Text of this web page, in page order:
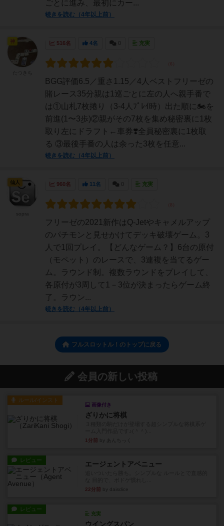
ごとに進み、最初にカー...
続きを読む（4年以上前）
516名 4名 0 充実
BGG評価6.5／重さ1.15／4人ベストフリーゼの
賭レース35分親は1巡ごとに左の人へ親手番で
は①山札7枚捲り（3-4人ﾌﾟﾚｲ時）出た順に🏍を
前進(1〜3歩)②親がその7枚を集め秘密裏に1枚
取り左にドラフト←車券❣️全員秘密裏に1枚取
る ③最後手番の人は余った3枚を任意...
続きを読む（4年以上前）
神
960名 11名 0 充実
フリーゼの2021新作はQ-Jetやキャメルアップ
のパチモンと見せかけてデッキ破壊ゲーム。3
人で1回プレイ。【どんなゲーム？】6台の原付
（モペット）のレースで、3連複を当てるゲー
ム。ラウンド制。複数ラウンドをプレイして、
各原付が3周して1－3位が決まったらゲーム終
了。ラウン...
続きを読む（4年以上前）
仙人
sopra
フルスロットル！のトップに戻る
会員の新しい投稿
ルール/インスト
画像付き
ざりかに将棋
1分前 by あんちっく
レビュー エージェントアベニュー
22分前 by daisdice
レビュー
充実
ウイングスパン